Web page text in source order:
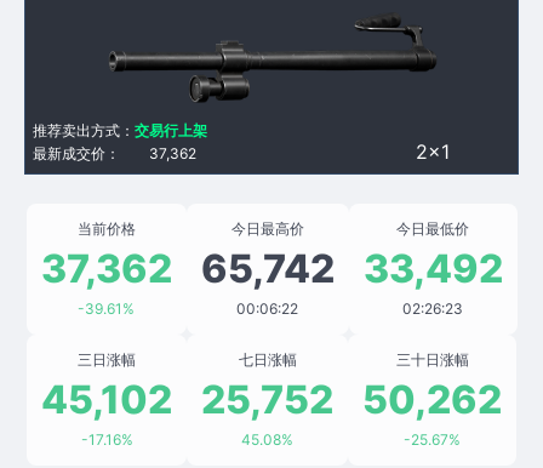
2×1
最新成交价： 37,362
推荐卖出方式： 交易行上架
当前价格
37,362
-39.61%
今日最高价
65,742
00:06:22
今日最低价
33,492
02:26:23
三日涨幅
45,102
-17.16%
七日涨幅
25,752
45.08%
三十日涨幅
50,262
-25.67%